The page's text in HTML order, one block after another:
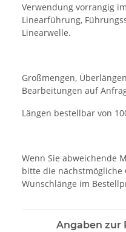
Verwendung vorrangig
Linearführung,
Linearwelle.
Großmengen,
Bearbeitungen auf
Längen bestellbar von
Wenn Sie abweichende
bitte die nächstmögliche
Wunschlänge im
Angaben zur